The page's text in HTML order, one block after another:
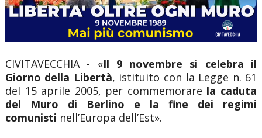
CIVITAVECCHIA - «Il 9 novembre si celebra il
Giorno della Libertà, istituito con la Legge n. 61
del 15 aprile 2005, per commemorare la caduta
del Muro di Berlino
e la fine dei regimi
comunisti nell’Europa dell’Est».